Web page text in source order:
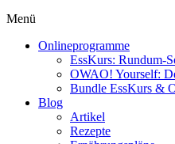
Menü
Onlineprogramme
EssKurs: Rundum-
OWAO! Yourself:
Bundle EssKurs &
Blog
Artikel
Rezepte